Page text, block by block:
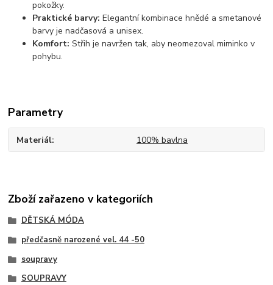
pokožky.
Praktické barvy: Elegantní kombinace hnědé a smetanové
barvy je nadčasová a unisex.
Komfort: Střih je navržen tak, aby neomezoval miminko v
pohybu.
Parametry
Materiál 100% bavlna
Zboží zařazeno v kategoriích
DĚTSKÁ MÓDA
předčasně narozené vel. 44 -50
soupravy
SOUPRAVY